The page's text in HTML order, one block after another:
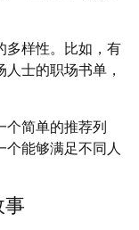
多样性。比如，有
士的职场书单，
个简单的推荐列
能够满足不同人
事